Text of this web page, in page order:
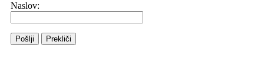
Naslov:
Pošlji Prekliči